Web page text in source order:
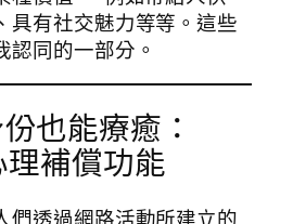
具有社交魅力等等。這些
認同的一部分。
也能療癒：
理補償功能